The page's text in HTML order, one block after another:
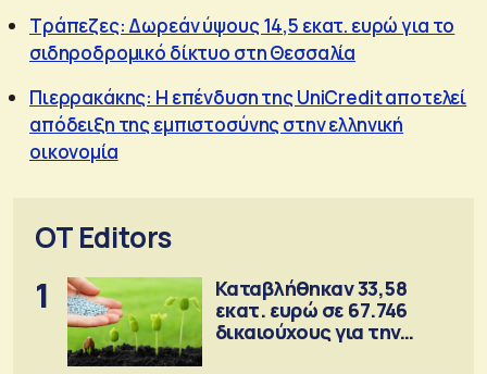
Τράπεζες: Δωρεάν ύψους 14,5 εκατ. ευρώ για το
σιδηροδρομικό δίκτυο στη Θεσσαλία
Πιερρακάκης: Η επένδυση της UniCredit αποτελεί
απόδειξη της εμπιστοσύνης στην ελληνική
οικονομία
OT Editors
1
Καταβλήθηκαν 33,58
εκατ. ευρώ σε 67.746
δικαιούχους για την